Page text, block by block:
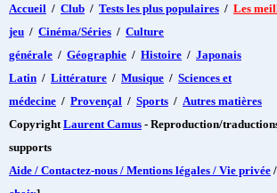
Accueil / Club / Tests les plus populaires / Les
jeu / Cinéma/Séries / Culture
générale / Géographie / Histoire / Japonais
Latin / Littérature / Musique / Sciences et
médecine / Provençal / Sports / Autres matières
Copyright Laurent Camus - Reproduction/
supports
Aide / Contactez-nous / Mentions légales / Vie privée /